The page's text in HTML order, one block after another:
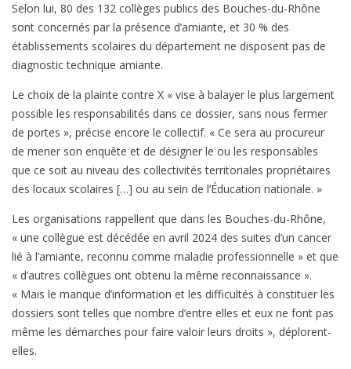
Selon lui, 80 des 132 collèges publics des Bouches-du-Rhône
sont concernés par la présence d’amiante, et 30 % des
établissements scolaires du département ne disposent pas de
diagnostic technique amiante.
Le choix de la plainte contre X « vise à balayer le plus largement
possible les responsabilités dans ce dossier, sans nous fermer
de portes », précise encore le collectif. « Ce sera au procureur
de mener son enquête et de désigner le ou les responsables
que ce soit au niveau des collectivités territoriales propriétaires
des locaux scolaires […] ou au sein de l’Éducation nationale. »
Les organisations rappellent que dans les Bouches-du-Rhône,
« une collègue est décédée en avril 2024 des suites d’un cancer
lié à l’amiante, reconnu comme maladie professionnelle » et que
« d’autres collègues ont obtenu la même reconnaissance ».
« Mais le manque d’information et les difficultés à constituer les
dossiers sont telles que nombre d’entre elles et eux ne font pas
même les démarches pour faire valoir leurs droits », déplorent-
elles.